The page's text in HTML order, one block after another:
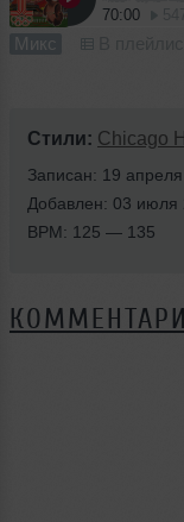
70:00
Микс
Стили: Chicago
Записан: 19
Добавлен: 03 июля
BPM: 125 — 135